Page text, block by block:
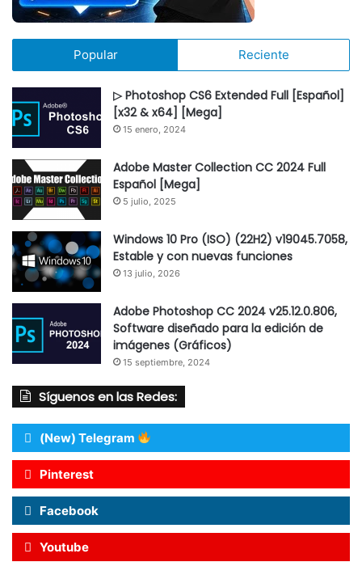
Popular Reciente
▷ Photoshop CS6 Extended Full [Español]
[x32 & x64] [Mega]
15 enero, 2024
Adobe Master Collection CC 2024 Full
Español [Mega]
5 julio, 2025
Windows 10 Pro (ISO) (22H2) v19045.7058,
Estable y con nuevas funciones
13 julio, 2026
Adobe Photoshop CC 2024 v25.12.0.806,
Software diseñado para la edición de
imágenes (Gráficos)
15 septiembre, 2024
Síguenos en las Redes:
(New) Telegram
Pinterest
Facebook
Youtube